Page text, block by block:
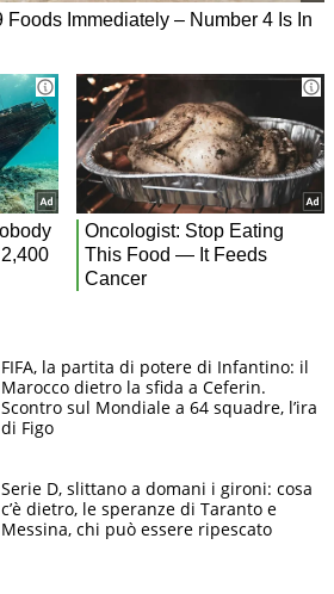
FIFA, la partita di potere di Infantino: il
Marocco dietro la sfida a Ceferin.
Scontro sul Mondiale a 64 squadre, l’ira
di Figo
Serie D, slittano a domani i gironi: cosa
c’è dietro, le speranze di Taranto e
Messina, chi può essere ripescato